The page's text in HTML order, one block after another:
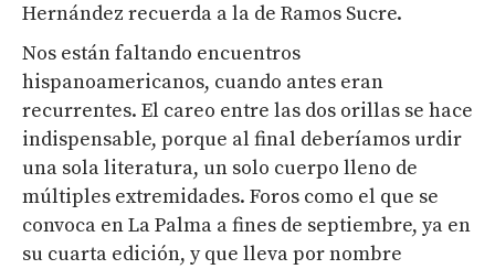
Hernández recuerda a la de Ramos Sucre.
Nos están faltando encuentros
hispanoamericanos, cuando antes eran
recurrentes. El careo entre las dos orillas se hace
indispensable, porque al final deberíamos urdir
una sola literatura, un solo cuerpo lleno de
múltiples extremidades. Foros como el que se
convoca en La Palma a fines de septiembre, ya en
su cuarta edición, y que lleva por nombre